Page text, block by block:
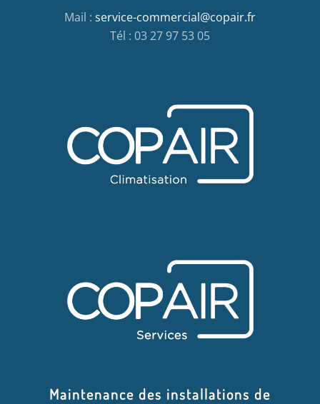
Mail : service-commercial@copair.fr
Tél : 03 27 97 53 05
Maintenance des installations de